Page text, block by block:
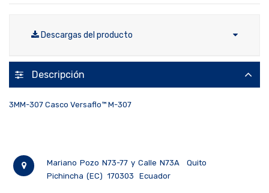
Descargas del producto
Descripción
3MM-307 Casco Versaflo™ M-307
Mariano Pozo N73-77 y Calle N73A
Quito
Pichincha (EC)
170303 Ecuador